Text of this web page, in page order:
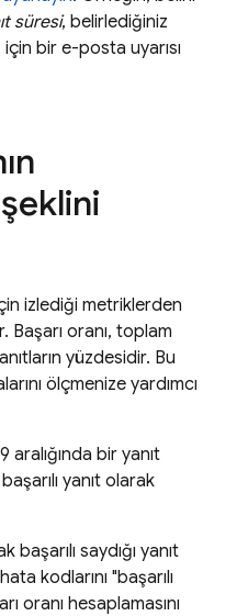
süresi, belirlediğiniz
bir e-posta uyarısı
izlediği metriklerden
Başarı oranı, toplam
yüzdesidir. Bu
ölçmenize yardımcı
bir yanıt
yanıt olarak
saydığı yanıt
kodlarını "başarılı
oranı hesaplamasını